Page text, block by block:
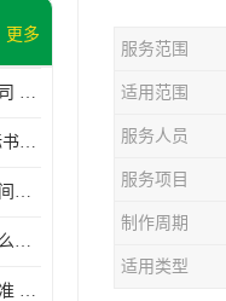
更多
茂名附近代做审计报告公司 投标书怎么做
韶关附近代做标书公司 标书制作周期快
揭阳附近代写标书多长时间做好 投标书怎么做
湛江附近代做审计报告怎么收费 一对一服务
韶关附近代写标书收费标准 满足客户需求
服务范围
适用范围
服务人员
服务项目
制作周期
适用类型